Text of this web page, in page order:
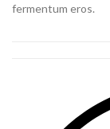
fermentum eros.